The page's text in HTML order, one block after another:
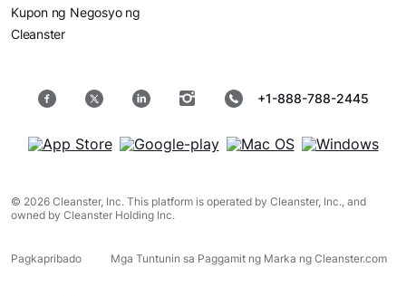
Kupon ng Negosyo ng
Cleanster
+1-888-788-2445
© 2026 Cleanster, Inc. This platform is operated by Cleanster, Inc., and
owned by Cleanster Holding Inc.
Pagkapribado Mga Tuntunin sa Paggamit ng Marka ng Cleanster.com